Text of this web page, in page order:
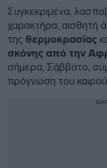
Συγκεκριμένα,
χαρακτήρα, αισθητή
της θερμοκρασίας
σκόνης από την
σήμερα, Σάββατο,
πρόγνωση του